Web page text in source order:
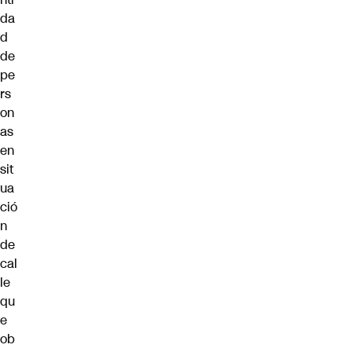
da
d
de
pe
rs
on
as
en
sit
ua
ció
n
de
cal
le
qu
e
ob